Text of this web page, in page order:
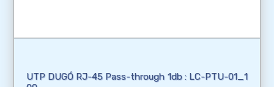
UTP DUGÓ RJ-45 Pass-through 1db : LC-PTU-01_1